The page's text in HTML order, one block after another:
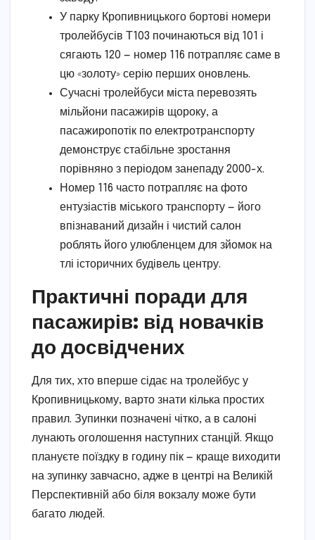
У парку Кропивницького бортові номери
тролейбусів Т103 починаються від 101 і
сягають 120 — номер 116 потрапляє саме в
цю «золоту» серію перших оновлень.
Сучасні тролейбуси міста перевозять
мільйони пасажирів щороку, а
пасажиропотік по електротранспорту
демонструє стабільне зростання
порівняно з періодом занепаду 2000-х.
Номер 116 часто потрапляє на фото
ентузіастів міського транспорту — його
впізнаваний дизайн і чистий салон
роблять його улюбленцем для зйомок на
тлі історичних будівель центру.
Практичні поради для
пасажирів: від новачків
до досвідчених
Для тих, хто вперше сідає на тролейбус у
Кропивницькому, варто знати кілька простих
правил. Зупинки позначені чітко, а в салоні
лунають оголошення наступних станцій. Якщо
плануєте поїздку в годину пік — краще виходити
на зупинку завчасно, адже в центрі на Великій
Перспективній або біля вокзалу може бути
багато людей.